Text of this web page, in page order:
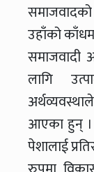
समाजवादको
उहाँको
समाजवादी
लागि
आएका हुन् ।
पेशालाई